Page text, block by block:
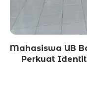
Mahasiswa UB
Perkuat